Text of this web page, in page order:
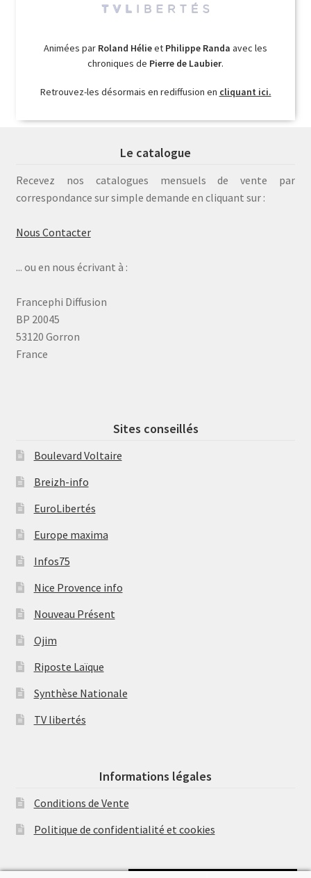
Animées par Roland Hélieet Philippe Randa avec les
chroniques de Pierre de Laubier.
Retrouvez-les désormais en rediffusion en cliquant ici.
Le catalogue
Recevez nos catalogues mensuels de vente par
correspondance sur simple demande en cliquant sur :
Nous Contacter
... ou en nous écrivant à :
Francephi Diffusion
BP 20045
53120 Gorron
France
Sites conseillés
Boulevard Voltaire
Breizh-info
EuroLibertés
Europe maxima
Infos75
Nice Provence info
Nouveau Présent
Ojim
Riposte Laïque
Synthèse Nationale
TV libertés
Informations légales
Conditions de Vente
Politique de confidentialité et cookies